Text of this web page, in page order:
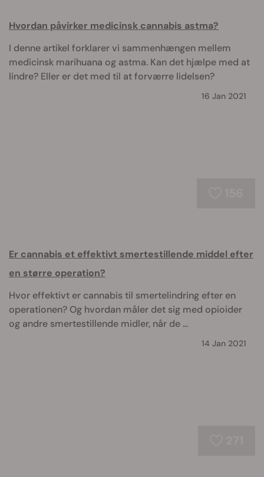
Hvordan påvirker medicinsk cannabis astma?
I denne artikel forklarer vi sammenhængen mellem
medicinsk marihuana og astma. Kan det hjælpe med at
lindre? Eller er det med til at forværre lidelsen?
16 Jan 2021
Er cannabis et effektivt smertestillende middel efter
en større operation?
Hvor effektivt er cannabis til smertelindring efter en
operationen? Og hvordan måler det sig med opioider
og andre smertestillende midler, når de ...
14 Jan 2021